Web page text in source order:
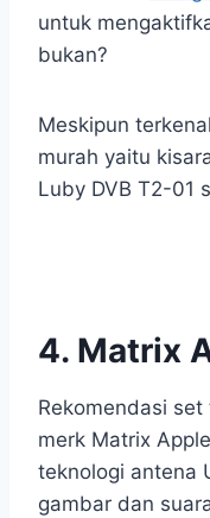
untuk
bukan?
Meskipun
murah yaitu
Luby DVB T2-01
4. Matrix
Rekomendasi
merk Matrix
teknologi antena
gambar dan